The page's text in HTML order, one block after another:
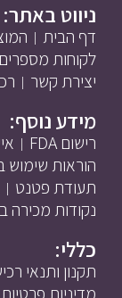
ניווט באתר:
דף הבית
לקוחות מספרים
יצירת קשר
מידע נוסף:
רישום FDA
הוראות
תעודת פטנט
נקודות מכירה
כללי:
תקנון ותנאי